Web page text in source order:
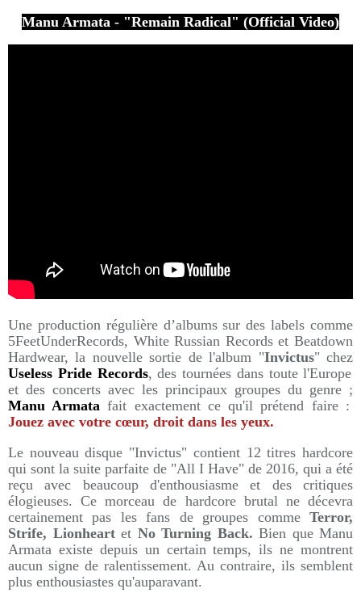
Manu Armata - "Remain Radical" (Official Video)
Une production régulière d’albums sur des labels comme
5FeetUnderRecords, White Russian Records et Beatdown
Hardwear, la nouvelle sortie de l'album "Invictus" chez
Useless Pride Records, des tournées dans toute l'Europe
et des concerts avec les principaux groupes du genre ;
Manu Armata fait exactement ce qu'il prétend faire :
Jouez avec votre cœur, droit dans les yeux.
Le nouveau disque "Invictus" contient 12 titres hardcore
qui sont la suite parfaite de "All I Have" de 2016, qui a été
reçu avec beaucoup d'enthousiasme et des critiques
élogieuses. Ce morceau de hardcore brutal ne décevra
certainement pas les fans de groupes comme Terror,
Strife, Lionheartet No Turning Back. Bien que Manu
Armata existe depuis un certain temps, ils ne montrent
aucun signe de ralentissement. Au contraire, ils semblent
plus enthousiastes qu'auparavant.